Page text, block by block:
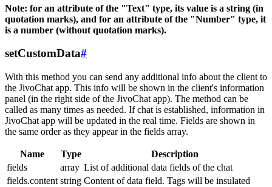
Note: for an attribute of the "Text" type, its value is a string (in
quotation marks), and for an attribute of the "Number" type, it
is a number (without quotation marks).
setCustomData#
With this method you can send any additional info about the client to
the JivoChat app. This info will be shown in the client's information
panel (in the right side of the JivoChat app). The method can be
called as many times as needed. If chat is established, information in
JivoChat app will be updated in the real time. Fields are shown in
the same order as they appear in the fields array.
Name Type
Description
fields
array List of additional data fields of the chat
fields.content string Content of data field. Tags will be insulated